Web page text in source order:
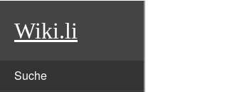
Wiki.li
Suche